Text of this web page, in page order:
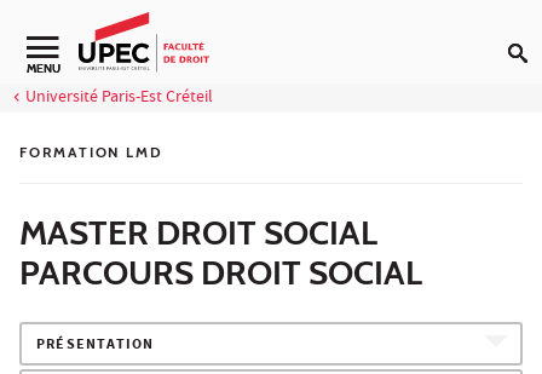
Aller au contenu
Navigation secondaire
MENU
Université Paris-Est Créteil
FORMATION LMD
MASTER DROIT SOCIAL
PARCOURS DROIT SOCIAL
PRÉSENTATION